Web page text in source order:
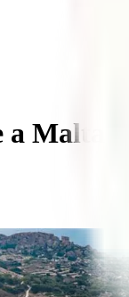
Malta